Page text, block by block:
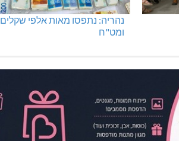
נהריה: נתפסו מאות אלפי שקלים
ומט"ח